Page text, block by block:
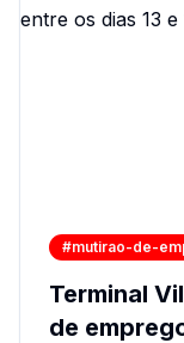
#mutirao-de-
Terminal
de